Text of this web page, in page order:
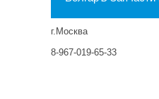
г.Москва
8-967-019-65-33